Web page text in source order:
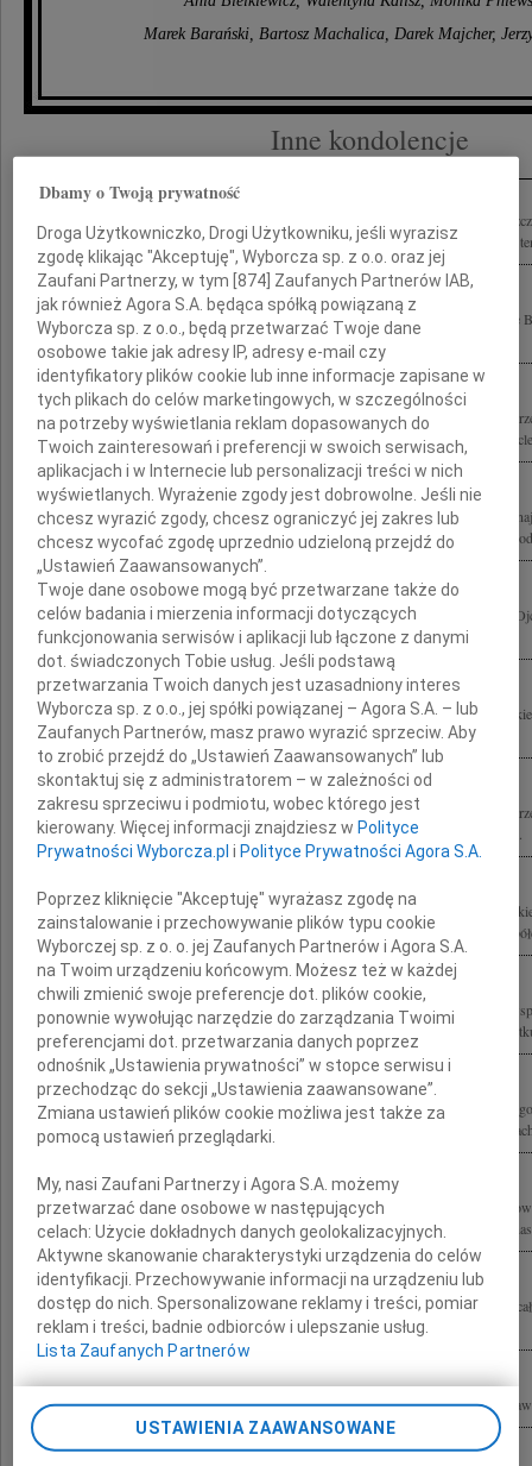
Marek Barański, Bartosz Machalica, Darek Majcher,
Inne kondolencje
Małgosi Szmajdzińskiej Agnieszce i Andrzejowi składamy wyrazy głębokiego i
śmierci Męża i Taty Jerzego Szmajdzińskiego Zachowamy Jurka w naszej pamięci
Ryszardowi Szmajdzińskiemu z głębi serca płynące wyrazy współczucia po stracie
składają koleżanki i koledzy z IVB/1973
Rodzinie i Bliskim tragicznie zmarłego w katastrofie lotniczej pod Smoleńskiem
Wicemarszałka Sejmu RP składamy wyrazy głębokiego współczucia Rektor i
W dotkliwym bólu z powodu tragicznej śmierci Jerzego Szmajdzińskiego wyrazy
Małgosi, Agnieszce, Andrzejowi, Rodzicom, Bratu składa W. Szczepankiewicz z
Andrzejowi Szmajdzińskiemu wyrazy głębokiego współczucia z powodu śmierci
z Liceum im. Stefana Batorego Jesteśmy z Tobą.
Głęboko poruszony śmiercią Jerzego Szmajdzińskiego najszczersze wyrazy
Małgosiu oraz całej Rodzinie W żalu, smutku i pustce, jaka po tragicznej śmierci...
Rodzinie i Bliskim tragicznie zmarłego w katastrofie lotniczej pod Smoleńskiem
Przyjaciela i wielkiego miłośnika tenisa, szczere kondolencje składają członkowie...
Z żalem i smutkiem przyjąłem wiadomość o tragicznej śmierci Jerzego
Wybitnego polityka. Dobrego Kolegi. Rodzinie składam wyrazy najgłębszego
Małgosiu, bardzo nas poruszyła Twoja tragedia. Składamy wyrazy najgłębszego
Najbliższym po stracie Męża Jerzego Szmajdzińskiego Łączymy się z Tobą w
Z głębokim żalem i smutkiem żegnamy naszego Przyjaciela Jerzego
Małgorzacie, Agnieszce i Andrzejowi wyrazy współczucia w tych trudnych
Dolnośląskie Stowarzyszenie "Pokolenia" żegna Przewodniczącego Zarządu
Szmajdzińskiego Jego śmierć wstrząsnęła nami głęboko. Odszedł, pozostawiając
Wyrazy ogromnego współczucia dla Małgosi i Dzieci Andrzejka i Agnieszki oraz
tragiczną Człowieka szlachetnego, wielkiego serca, rozwagi i rozumu Jerzego...
W przyjacielskim bólu łączę się z Małżonką i Dziećmi Jerzego Szmajdzińskiego
Dbamy o Twoją prywatność
Droga Użytkowniczko, Drogi Użytkowniku, jeśli wyrazisz
zgodę klikając "Akceptuję", Wyborcza sp. z o.o. oraz jej
Zaufani Partnerzy, w tym [874 ] Zaufanych Partnerów IAB,
jak również Agora S.A. będąca spółką powiązaną z
Wyborcza sp. z o.o., będą przetwarzać Twoje dane
osobowe takie jak adresy IP, adresy e-mail czy
identyfikatory plików cookie lub inne informacje zapisane w
tych plikach do celów marketingowych, w szczególności
na potrzeby wyświetlania reklam dopasowanych do
Twoich zainteresowań i preferencji w swoich serwisach,
aplikacjach i w Internecie lub personalizacji treści w nich
wyświetlanych. Wyrażenie zgody jest dobrowolne. Jeśli nie
chcesz wyrazić zgody, chcesz ograniczyć jej zakres lub
chcesz wycofać zgodę uprzednio udzieloną przejdź do
„Ustawień Zaawansowanych”.
Twoje dane osobowe mogą być przetwarzane także do
celów badania i mierzenia informacji dotyczących
funkcjonowania serwisów i aplikacji lub łączone z danymi
dot. świadczonych Tobie usług. Jeśli podstawą
przetwarzania Twoich danych jest uzasadniony interes
Wyborcza sp. z o.o., jej spółki powiązanej – Agora S.A. – lub
Zaufanych Partnerów, masz prawo wyrazić sprzeciw. Aby
to zrobić przejdź do „Ustawień Zaawansowanych” lub
skontaktuj się z administratorem – w zależności od
zakresu sprzeciwu i podmiotu, wobec którego jest
kierowany. Więcej informacji znajdziesz w Polityce
Prywatności Wyborcza.pl i Polityce Prywatności Agora S.A.
Poprzez kliknięcie "Akceptuję" wyrażasz zgodę na
zainstalowanie i przechowywanie plików typu cookie
Wyborczej sp. z o. o. jej Zaufanych Partnerów i Agora S.A.
na Twoim urządzeniu końcowym. Możesz też w każdej
chwili zmienić swoje preferencje dot. plików cookie,
ponownie wywołując narzędzie do zarządzania Twoimi
preferencjami dot. przetwarzania danych poprzez
odnośnik „Ustawienia prywatności” w stopce serwisu i
przechodząc do sekcji „Ustawienia zaawansowane”.
Zmiana ustawień plików cookie możliwa jest także za
pomocą ustawień przeglądarki.
My, nasi Zaufani Partnerzy i Agora S.A. możemy
przetwarzać dane osobowe w następujących
celach:Użycie dokładnych danych geolokalizacyjnych.
Aktywne skanowanie charakterystyki urządzenia do celów
identyfikacji. Przechowywanie informacji na urządzeniu lub
dostęp do nich. Spersonalizowane reklamy i treści, pomiar
reklam i treści, badnie odbiorców i ulepszanie usług.
Lista Zaufanych Partnerów
USTAWIENIA ZAAWANSOWANE